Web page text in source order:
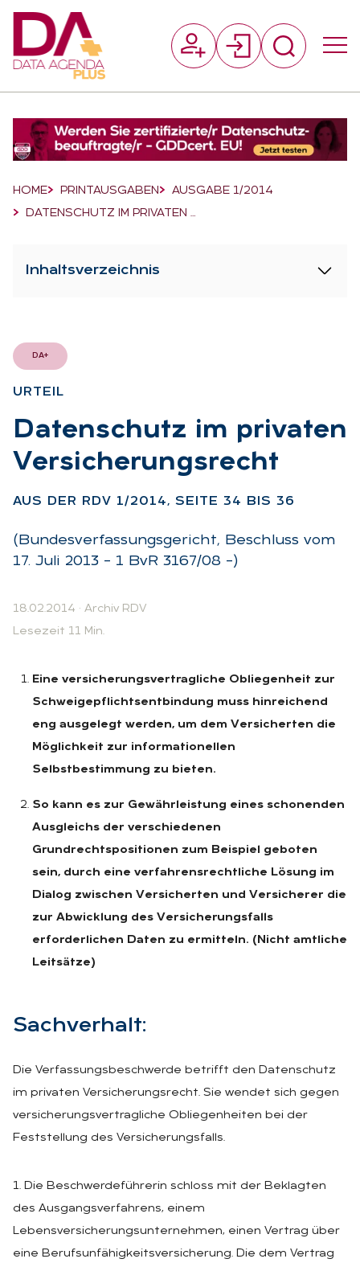
Breadcrumb-Navigation
HOME PRINTAUSGABEN
AUSGABE 1/2014
DATENSCHUTZ IM PRIVATEN …
Inhaltsverzeichnis
DA+
UR­TEIL
:Da­ten­schutz im pri­va­ten
Ver­si­che­rungs­recht
AUS DER RDV 1/2014, SEI­TE 34 BIS 36
(Bundesverfassungsgericht, Beschluss vom
17. Juli 2013 – 1 BvR 3167/08 –)
18.02.2014 · Archiv RDV
Lesezeit 11 Min.
Eine versicherungsvertragliche Obliegenheit zur
Schweigepflichtsentbindung muss hinreichend
eng ausgelegt werden, um dem Versicherten die
Möglichkeit zur informationellen
Selbstbestimmung zu bieten.
So kann es zur Gewährleistung eines schonenden
Ausgleichs der verschiedenen
Grundrechtspositionen zum Beispiel geboten
sein, durch eine verfahrensrechtliche Lösung im
Dialog zwischen Versicherten und Versicherer die
zur Abwicklung des Versicherungsfalls
erforderlichen Daten zu ermitteln. (Nicht amtliche
Leitsätze)
Sach­ver­halt:
Die Verfassungsbeschwerde betrifft den Datenschutz
im privaten Versicherungsrecht. Sie wendet sich gegen
versicherungsvertragliche Obliegenheiten bei der
Feststellung des Versicherungsfalls.
1. Die Beschwerdeführerin schloss mit der Beklagten
des Ausgangsverfahrens, einem
Lebensversicherungsunternehmen, einen Vertrag über
eine Berufsunfähigkeitsversicherung. Die dem Vertrag